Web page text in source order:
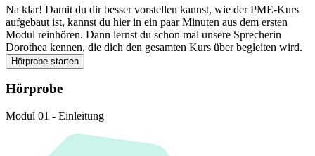
Na klar! Damit du dir besser vorstellen kannst, wie der PME-Kurs
aufgebaut ist, kannst du hier in ein paar Minuten aus dem ersten
Modul reinhören. Dann lernst du schon mal unsere Sprecherin
Dorothea kennen, die dich den gesamten Kurs über begleiten wird.
Hörprobe starten
Hörprobe
Modul 01 - Einleitung